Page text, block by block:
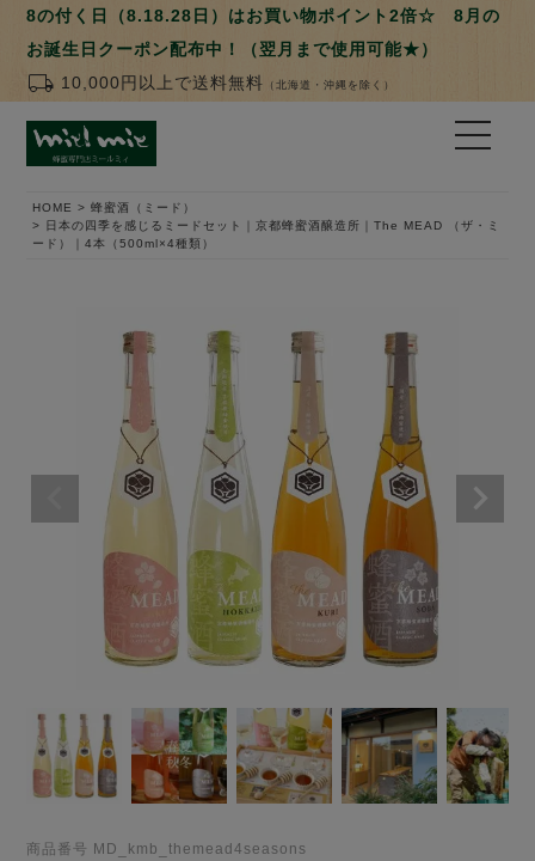
8の付く日（8.18.28日）はお買い物ポイント2倍☆ 8月の
お誕生日クーポン配布中！（翌月まで使用可能★）
local_shipping 10,000円以上で送料無料 （北海道・沖縄を除く）
HOME
蜂蜜酒（ミード）
日本の四季を感じるミードセット｜京都蜂蜜酒醸造所｜The MEAD （ザ・ミ
ード）｜4本（500ml×4種類）
商品番号 MD_kmb_themead4seasons